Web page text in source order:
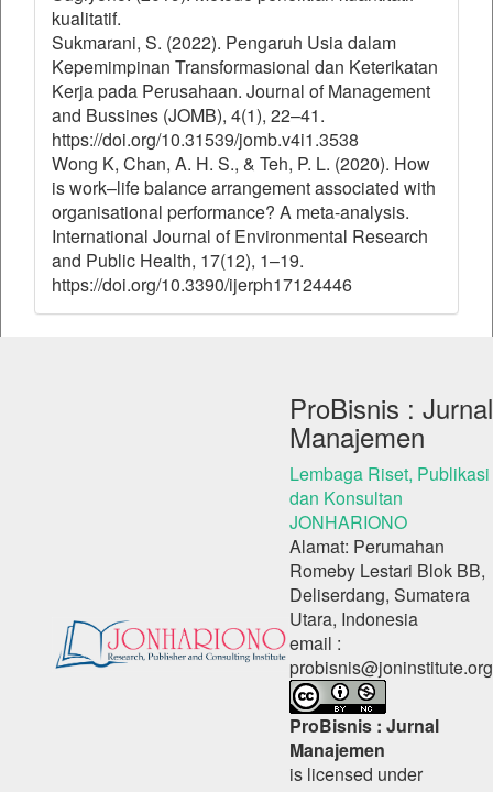
kualitatif.
Sukmarani, S. (2022). Pengaruh Usia dalam
Kepemimpinan Transformasional dan Keterikatan
Kerja pada Perusahaan. Journal of Management
and Bussines (JOMB), 4(1), 22–41.
https://doi.org/10.31539/jomb.v4i1.3538
Wong K, Chan, A. H. S., & Teh, P. L. (2020). How
is work–life balance arrangement associated with
organisational performance? A meta-analysis.
International Journal of Environmental Research
and Public Health, 17(12), 1–19.
https://doi.org/10.3390/ijerph17124446
ProBisnis : Jurnal
Manajemen
Lembaga Riset, Publikasi
dan Konsultan
JONHARIONO
Alamat: Perumahan
Romeby Lestari Blok BB,
Deliserdang, Sumatera
Utara, Indonesia
email :
probisnis@joninstitute.org
ProBisnis : Jurnal
Manajemen
is licensed under